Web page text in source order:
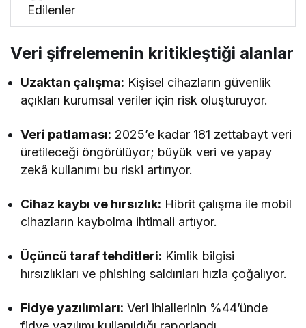
Edilenler
Veri şifrelemenin kritikleştiği alanlar
Uzaktan çalışma: Kişisel cihazların güvenlik
açıkları kurumsal veriler için risk oluşturuyor.
Veri patlaması: 2025’e kadar 181 zettabayt veri
üretileceği öngörülüyor; büyük veri ve yapay
zekâ kullanımı bu riski artırıyor.
Cihaz kaybı ve hırsızlık: Hibrit çalışma ile mobil
cihazların kaybolma ihtimali artıyor.
Üçüncü taraf tehditleri: Kimlik bilgisi
hırsızlıkları ve phishing saldırıları hızla çoğalıyor.
Fidye yazılımları: Veri ihlallerinin %44’ünde